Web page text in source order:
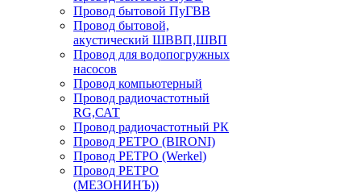
Провод бытовой ПуГВВ
Провод бытовой,
акустический ШВВП,ШВП
Провод для водопогружных
насосов
Провод компьютерный
Провод радиочастотный
RG,САТ
Провод радиочастотный РК
Провод РЕТРО (BIRONI)
Провод РЕТРО (Werkel)
Провод РЕТРО
(МЕЗОНИНЪ))